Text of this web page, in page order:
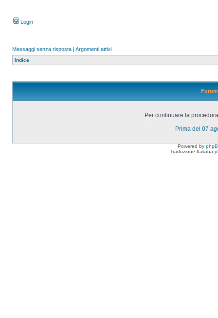
Login
Messaggi senza risposta | Argomenti attivi
Indice
Per continuare la
Prima del 07
Powered by
Traduzione Italiana